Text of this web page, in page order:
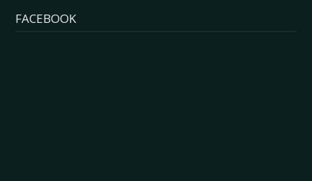
FACEBOOK